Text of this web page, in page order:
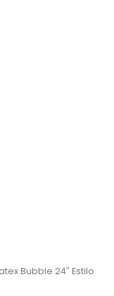
Bubble 24″ Estilo